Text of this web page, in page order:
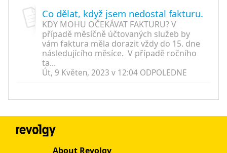
Co dělat, když jsem nedostal fakturu.
KDY MOHU OČEKÁVAT FAKTURU? V
případě měsíčně účtovaných služeb by
vám faktura měla dorazit vždy do 15. dne
následujícího měsíce. V případě ročního
ta...
Út, 9 Květen, 2023 v 12:04 ODPOLEDNE
About Revolgy